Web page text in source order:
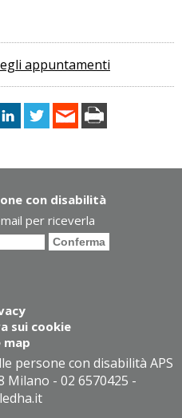
appuntamenti
con disabilità
per riceverla
sui cookie
map
persone con disabilità APS
Milano - 02 6570425 -